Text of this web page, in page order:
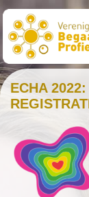
ECHA